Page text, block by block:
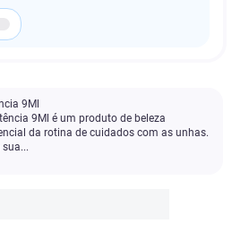
9Ml
9Ml é um produto de beleza
da rotina de cuidados com as unhas.